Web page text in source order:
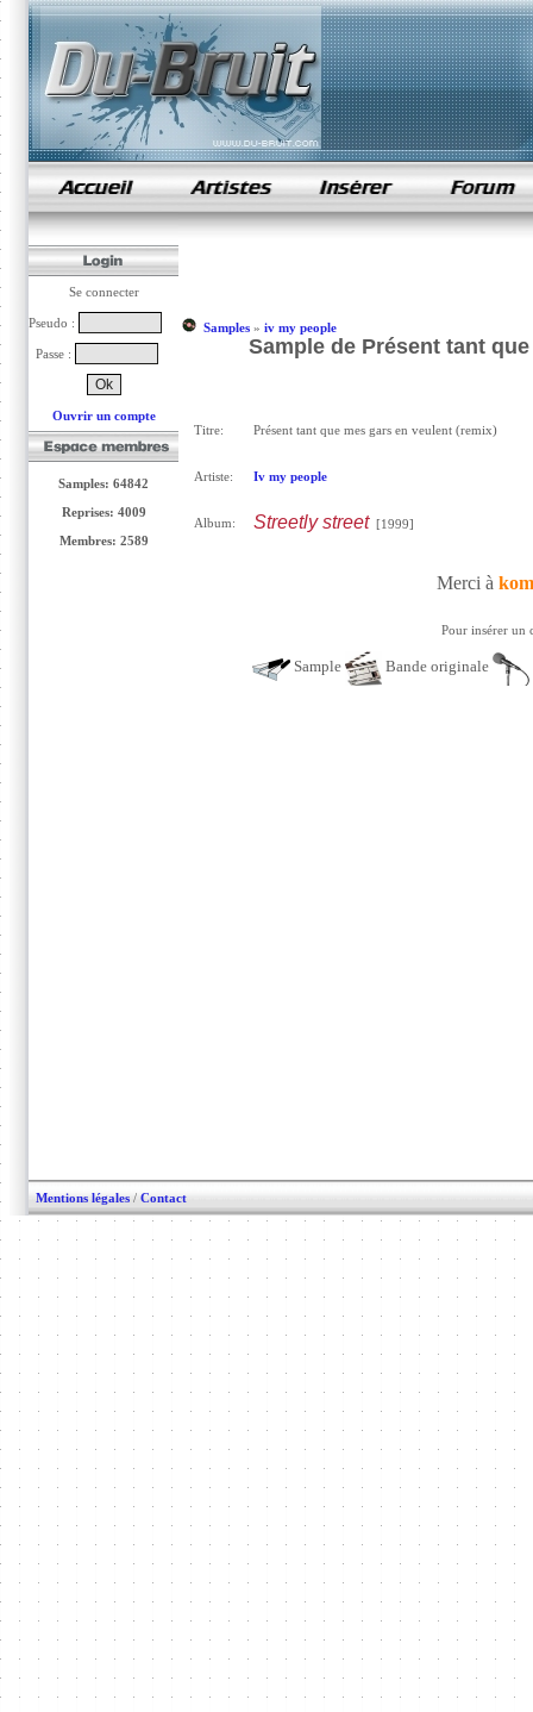
samples de rap
Se connecter
Pseudo :
Passe :
Ouvrir un compte
Samples: 64842
Reprises: 4009
Membres: 2589
Samples» iv my people
Sample de Présent tant
Titre: Présent tant que mes gars en veulent (remix)
Artiste: Iv my people
Album: Streetly street[1999]
Merci à
Pour insérer un
Sample Bande originale
Mentions légales / Contact